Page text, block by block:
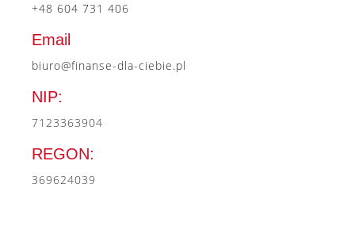
+48 604 731 406
Email
biuro@finanse-dla-ciebie.pl
NIP:
7123363904
REGON:
369624039